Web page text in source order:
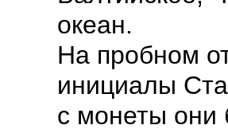
океан.
На пробном
инициалы
с монеты